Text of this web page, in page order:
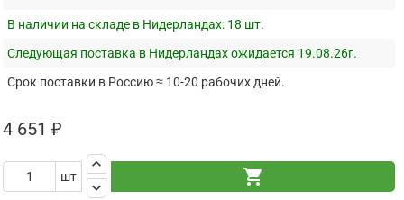
В наличии на складе в Нидерландах: 18 шт.
Следующая поставка в Нидерландах ожидается 19.08.26г.
Срок поставки в Россию ≈ 10-20 рабочих дней.
4 651 ₽
шт
keyboard_arrow_up
keyboard_arrow_down
shopping_cart